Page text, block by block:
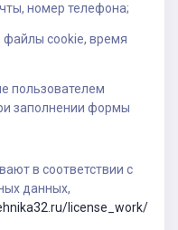
номер телефона;
файлы cookie, время
пользователем
заполнении формы
в соответствии с
данных,
license_work/